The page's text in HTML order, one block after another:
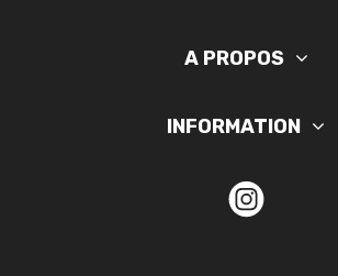
A PROPOS
INFORMATION